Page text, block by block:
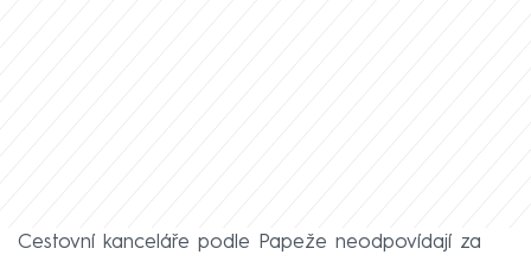
Cestovní kanceláře podle Papeže neodpovídají za